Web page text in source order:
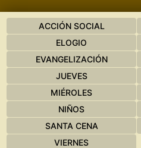
ACCIÓN SOCIAL
ELOGIO
EVANGELIZACIÓN
JUEVES
MIÉROLES
NIÑOS
SANTA CENA
VIERNES